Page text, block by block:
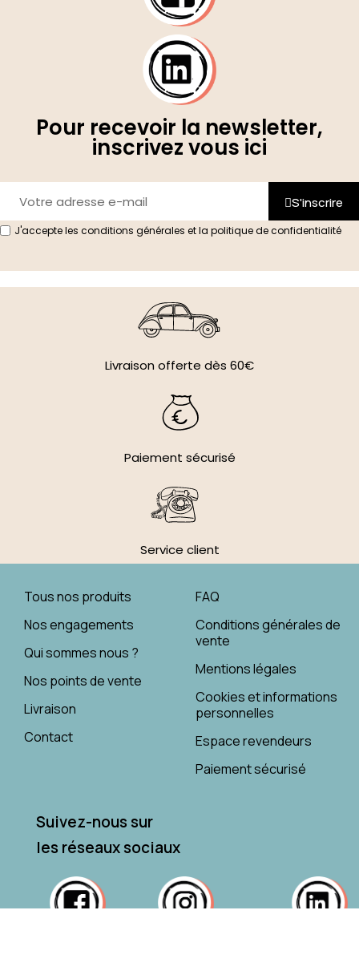
Pour recevoir la newsletter,
inscrivez vous ici
S'inscrire
J'accepte les conditions générales et la politique de confidentialité
Livraison offerte dès 60€
Paiement sécurisé
Service client
Tous nos produits
Nos engagements
Qui sommes nous ?
Nos points de vente
Livraison
Contact
FAQ
Conditions générales de
vente
Mentions légales
Cookies et informations
personnelles
Espace revendeurs
Paiement sécurisé
Suivez-nous sur
les réseaux sociaux